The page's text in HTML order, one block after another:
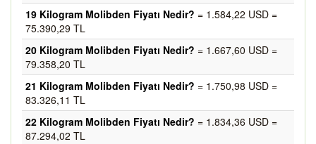
19 Kilogram Molibden Fiyatı Nedir? = 1.584,22 USD =
75.390,29 TL
20 Kilogram Molibden Fiyatı Nedir? = 1.667,60 USD =
79.358,20 TL
21 Kilogram Molibden Fiyatı Nedir? = 1.750,98 USD =
83.326,11 TL
22 Kilogram Molibden Fiyatı Nedir? = 1.834,36 USD =
87.294,02 TL